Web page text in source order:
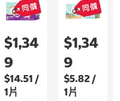
$1,34
9
$14.51 /
1片
$1,34
9
$5.82 /
1片